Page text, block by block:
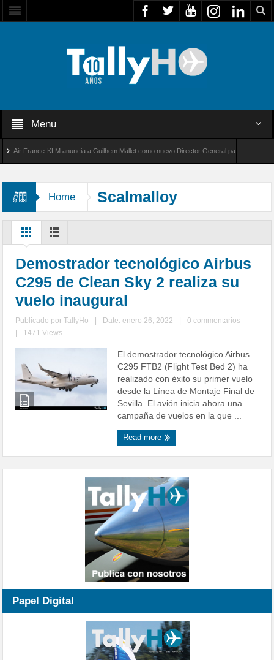
Menu
France-KLM anuncia a Guilhem Mallet como nuevo Director General para América Latina
Home Scalmalloy
Demostrador tecnológico Airbus
C295 de Clean Sky 2 realiza su
vuelo inaugural
Publicado porTallyHo Date: enero 26, 2022
0 commentarios
1471 Views
El demostrador tecnológico Airbus
C295 FTB2 (Flight Test Bed 2) ha
realizado con éxito su primer vuelo
desde la Línea de Montaje Final de
Sevilla. El avión inicia ahora una
campaña de vuelos en la que ...
Read more
Papel Digital